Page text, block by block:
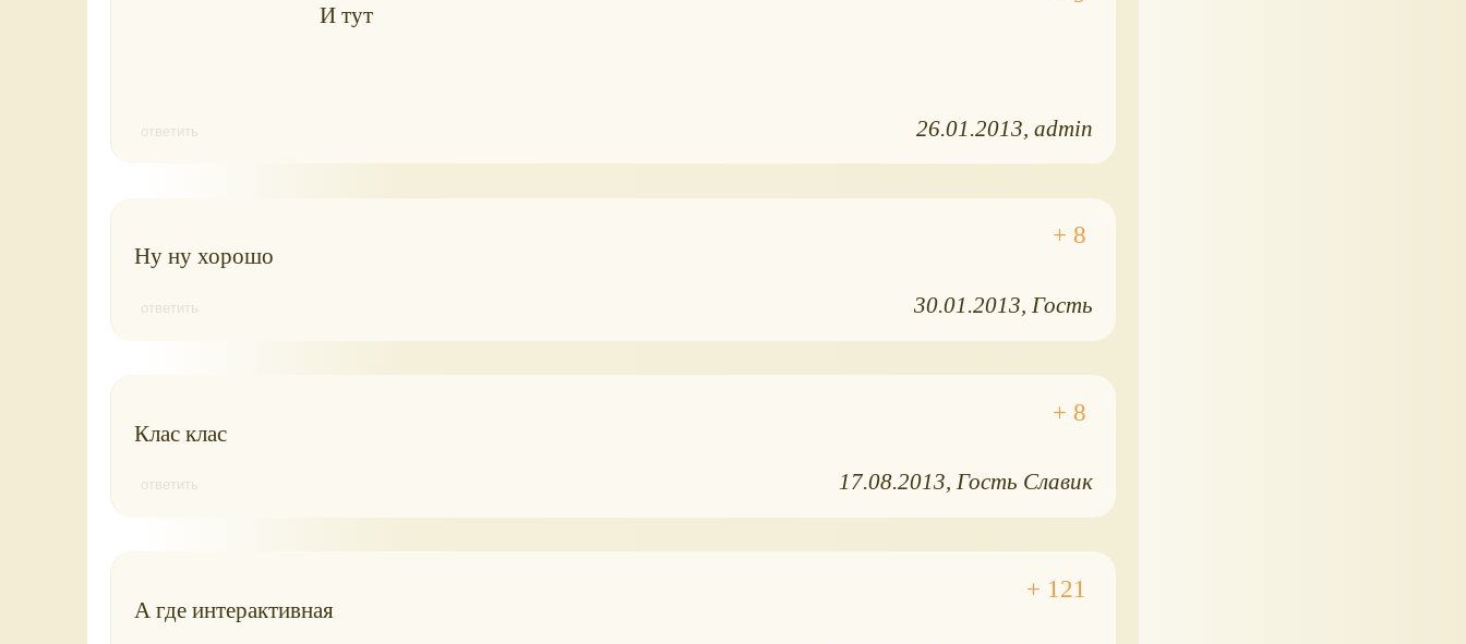
И тут
ответить 26.01.2013 admin
Ну ну хорошо
ответить 30.01.2013 Гость
Клас клас
ответить 17.08.2013 Гость Славик
А где интерактивная